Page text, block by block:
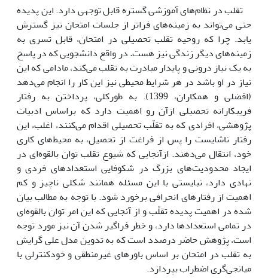
تقلب در نظام‌های آموزشی گستره قابل توجهی دارد. این پدیده
حتی می‌تواند به زمینههای فراتر از جلسات امتحان نیز گسترش
یابد. چرا که روحیه تقلب تحصیلی در امتحان، قابل تسری به
زمینه‌های دیگر زندگی نیز هست.در واقع دانشجویی که در پاسخ
به یک نیاز درونی و پایدار مبادرت به تقلب می‌کند، مادامی که این
نیاز در او باشد در هر شرایط محیطی نیز این کار را انجام می‌دهد
(افضلی و همکاران، 1399).
به طورکلی، پرداختن به رفتار
فریبکارانه تحصیلی ازآن رو اهمیت دارد که براساس ادبیات
پژوهشی، افرادی که به تقلّب تحصیلی اقدام می‌کنند، اغلب، این
رفتار ناشایست را پس از فراغت از تحصیل، به محیط‌های کاری
خود، انتقال می‌دهند. ازآنجایی که شیوع تقلب توان بالقوه‌ای در
ایجاد محدودیت‌های بزرگ در شکوفایی استعدادهای فردی و
نهادی دارد، نبایستی با این مسئله همانند شکلی ناچیز و کم
اهمیت از رفتارهای انحرافی برخورد شود. با توجه به مطالب بیان
شده در اهمیت پدیده تقلّب و از آنجایی که این امر توان بالقوه‌ای
در تمامی استعدادها دارد، و خطر فراگیر شدن آن نیز مورد توجه
است، پژوهش حاضر درصدد است که به تدوین مدل علی گرایش
به تقلب در امتحان بر اساس باورهای غیرمنطقی و خودکنترلی با
میانجی‌گری اضطراب بپردازد.